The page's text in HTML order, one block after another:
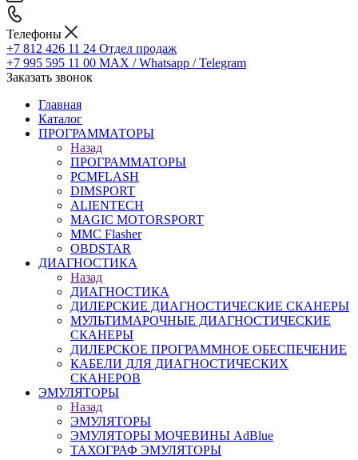
Телефоны
+7 812 426 11 24 Отдел продаж
+7 995 595 11 00 MAX / Whatsapp / Telegram
Заказать звонок
Главная
Каталог
ПРОГРАММАТОРЫ
Назад
ПРОГРАММАТОРЫ
PCMFLASH
DIMSPORT
ALIENTECH
MAGIC MOTORSPORT
MMC Flasher
OBDSTAR
ДИАГНОСТИКА
Назад
ДИАГНОСТИКА
ДИЛЕРСКИЕ ДИАГНОСТИЧЕСКИЕ СКАНЕРЫ
МУЛЬТИМАРОЧНЫЕ ДИАГНОСТИЧЕСКИЕ
СКАНЕРЫ
ДИЛЕРСКОЕ ПРОГРАММНОЕ ОБЕСПЕЧЕНИЕ
КАБЕЛИ ДЛЯ ДИАГНОСТИЧЕСКИХ
СКАНЕРОВ
ЭМУЛЯТОРЫ
Назад
ЭМУЛЯТОРЫ
ЭМУЛЯТОРЫ МОЧЕВИНЫ АdBlue
ТАХОГРАФ ЭМУЛЯТОРЫ